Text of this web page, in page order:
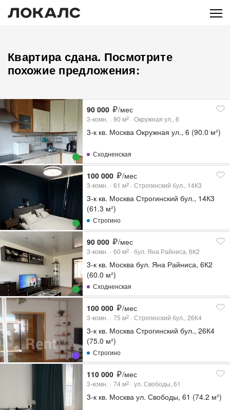
Квартира сдана. Посмотрите
похожие предложения:
90 000 /мес
3-комн. 90 м2 Окружная ул., 6
3-к кв. Москва Окружная ул., 6 (90.0 м²)
Сходненская
100 000 /мес
3-комн. 61 м2 Строгинский бул., 14К3
3-к кв. Москва Строгинский бул., 14К3
(61.3 м²)
Строгино
90 000 /мес
3-комн. 60 м2 бул. Яна Райниса, 6К2
3-к кв. Москва бул. Яна Райниса, 6К2
(60.0 м²)
Сходненская
100 000 /мес
3-комн. 75 м2 Строгинский бул., 26К4
3-к кв. Москва Строгинский бул., 26К4
(75.0 м²)
Строгино
110 000 /мес
3-комн. 74 м2 ул. Свободы, 61
3-к кв. Москва ул. Свободы, 61 (74.2 м²)